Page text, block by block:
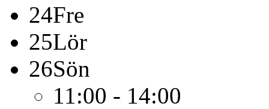
24Fre
25Lör
26Sön
11:00 - 14:00